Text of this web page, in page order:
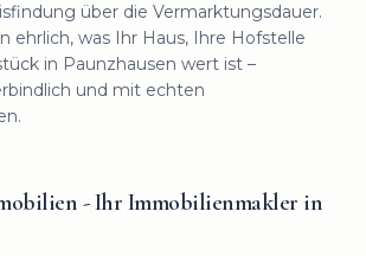
über die Vermarktungsdauer.
ehrlich, was Ihr Haus, Ihre Hofstelle
in Paunzhausen wert ist –
und mit echten
- Ihr Immobilienmakler in